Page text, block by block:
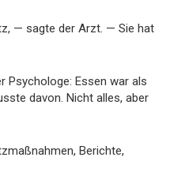
— sagte der Arzt. — Sie hat
Psychologe: Essen war als
davon. Nicht alles, aber
Berichte,